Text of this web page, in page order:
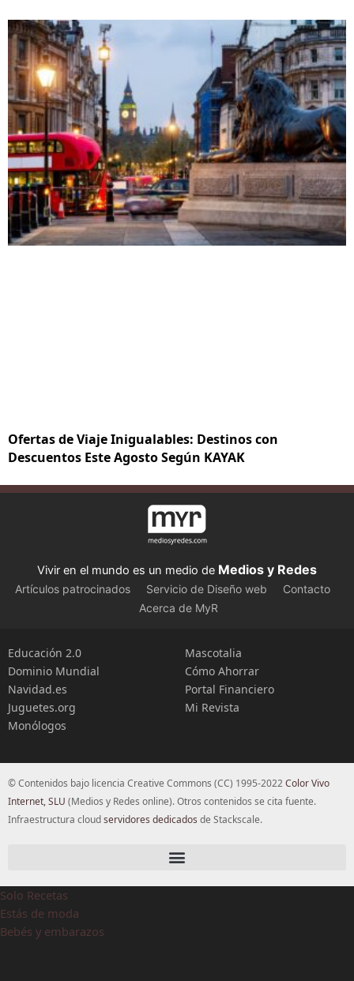
Ofertas de Viaje Inigualables: Destinos con
Descuentos Este Agosto Según KAYAK
Vivir en el mundo es un medio de Medios y Redes
Artículos patrocinados Servicio de Diseño web
Contacto
Acerca de MyR
Educación 2.0
Dominio Mundial
Navidad.es
Juguetes.org
Monólogos
Mascotalia
Cómo Ahorrar
Portal Financiero
Mi Revista
© Contenidos bajo licencia Creative Commons (CC) 1995-2022Color Vivo
Internet, SLU (Medios y Redes online). Otros contenidos se cita fuente.
Infraestructura cloudservidores dedicados de Stackscale.
Solo Recetas
Estás de moda
Bebés y embarazos